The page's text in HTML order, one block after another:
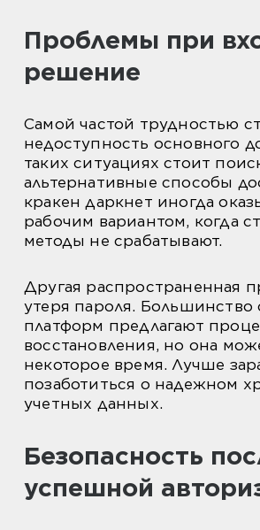
Проблемы при
решение
Самой частой трудностью
недоступность основного
таких ситуациях стоит
альтернативные способы
кракен даркнет иногда
рабочим вариантом, когда
методы не срабатывают.
Другая распространенная
утеря пароля.
платформ предлагают
восстановления, но она
некоторое время. Лучше
позаботиться о надежном
учетных данных.
Безопасность
успешной